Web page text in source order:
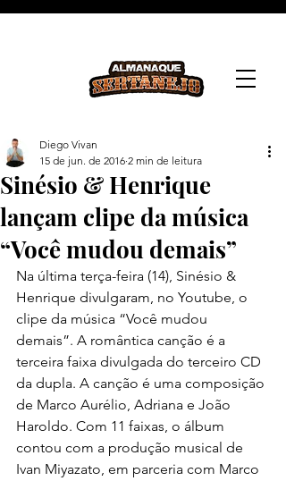
Sinésio & Henrique
lançam clipe da música
“Você mudou demais”
Diego Vivan
15 de jun. de 2016 2 min de leitura
Na última terça-feira (14), Sinésio &
Henrique divulgaram, no Youtube, o
clipe da música “Você mudou
demais”. A romântica canção é a
terceira faixa divulgada do terceiro CD
da dupla. A canção é uma composição
de Marco Aurélio, Adriana e João
Haroldo. Com 11 faixas, o álbum
contou com a produção musical de
Ivan Miyazato, em parceria com Marco